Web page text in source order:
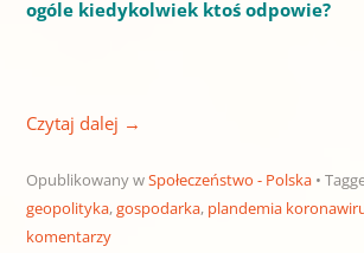
ogóle kiedykolwiek ktoś odpowie?
Czytaj dalej →
Opublikowany wSpołeczeństwo - Polska
geopolityka,gospodarka, plandemia
komentarzy